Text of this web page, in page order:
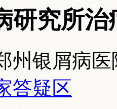
研究所
州银屑病医
答疑区